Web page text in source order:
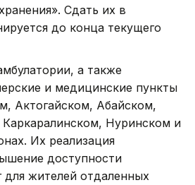
Сдать их в
до конца текущего
а также
и медицинские пункты
Актогайском, Абайском,
Нуринском и
Их реализация
доступности
для жителей отдаленных